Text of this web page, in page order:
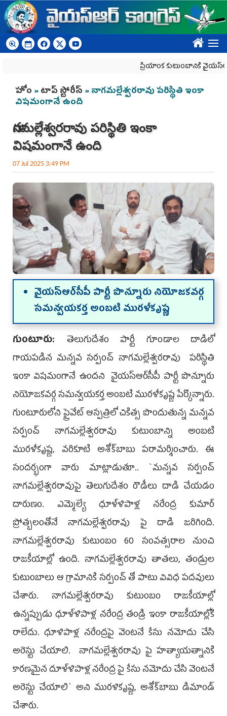
Skip to main content
????
ప్రియాంక కుటుంబానికి
You are here
హోం »టాప్ స్టోరీస్ » నాగమల్లేశ్వరరావు పరిస్థితి ఇంకా
విషమంగానే ఉంది
నాగమల్లేశ్వరరావు పరిస్థితి ఇంకా
విషమంగానే ఉంది
07 Jul 2025 3:49 PM
వైయస్ఆర్‌సీపీ పార్టీ పొన్నూరు నియోజకవర్గ
సమన్వయకర్త అంబటి మురళీకృష్ణ
గుంటూరు: తెలుగుదేశం పార్టీ గూండాల దాడిలో
గాయ‌ప‌డిన మన్నవ సర్పంచ్ నాగమల్లేశ్వరరావు ప‌రిస్థితి
ఇంకా విష‌మంగానే ఉంద‌ని వైయస్ఆర్‌సీపీ పార్టీ పొన్నూరు
నియోజకవర్గ సమన్వయకర్త అంబటి మురళీకృష్ణ పేర్కొన్నారు.
గుంటూరులోని ప్రైవేట్ ఆస్పత్రిలో చికిత్స పొందుతున్న మన్నవ
సర్పంచ్ నాగమల్లేశ్వరరావు కుటుంబాన్ని అంబ‌టి
ముర‌ళీకృష్ణ‌, వ‌రికూటి అశోక్‌బాబు ప‌రామ‌ర్శించారు. ఈ
సంద‌ర్భంగా వారు మాట్లాడుతూ.. `మన్నవ సర్పంచ్
నాగమల్లేశ్వరరావుపై తెలుగుదేశం రౌడీలు దాడి చేయడం
దారుణం. ఎమ్మెల్యే ధూళ్ళిపాళ్ల నరేంద్ర కుమార్
ప్రోత్బలంతోనే నాగమల్లేశ్వరరావు పై దాడి జరిగింది.
నాగమల్లేశ్వరరావు కుటుంబం 60 సంవత్సరాల నుంచి
రాజకీయాల్లో ఉంది. నాగమల్లేశ్వరరావు తాతలు, తండ్రుల‌
కుటుంబాలు ఆ గ్రామానికి సర్పంచ్ తో పాటు వివిధ పదవులు
చేశారు. నాగమల్లేశ్వరరావు కుటుంబం రాజకీయాల్లో
ఉన్నప్పుడు ధూళ్ళిపాళ్ల నరేంద్ర తండ్రి ఇంకా రాజకీయాల్లోకి
రాలేదు. ధూళిపాళ్ల నరేంద్రపై వెంటనే కేసు నమోదు చేసి
అరెస్టు చేయాలి. నాగమల్లేశ్వరరావు పై హత్యాయత్నానికి
కారణమైన దూళ్ళిపాళ్ల నరేంద్ర పై కేసు నమోదు చేసి వెంటనే
అరెస్టు చేయాలి` అని ముర‌ళికృష్ణ‌, అశోక్‌బాబు డిమాండ్
చేశారు.